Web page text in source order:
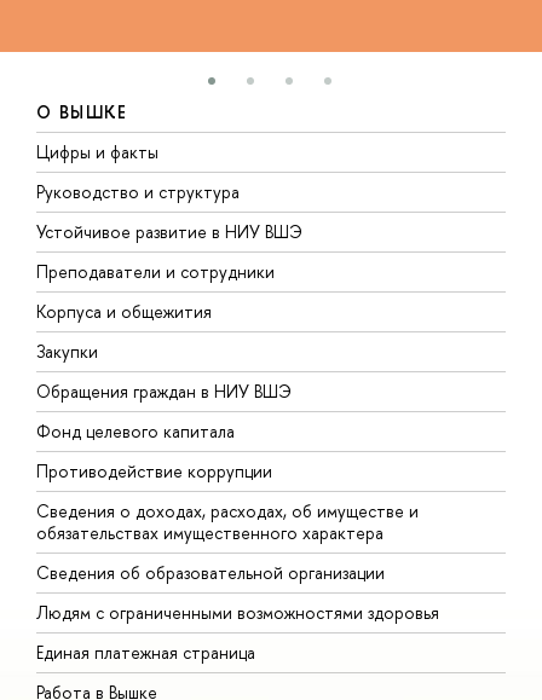
О ВЫШКЕ
Цифры и факты
Руководство и структура
Устойчивое развитие в НИУ ВШЭ
Преподаватели и сотрудники
Корпуса и общежития
Закупки
Обращения граждан в НИУ ВШЭ
Фонд целевого капитала
Противодействие коррупции
Сведения о доходах, расходах, об имуществе и
обязательствах имущественного характера
Сведения об образовательной организации
Людям с ограниченными возможностями здоровья
Единая платежная страница
Работа в Вышке